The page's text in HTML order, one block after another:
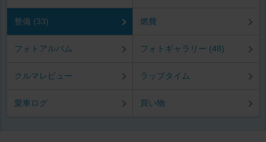
整備 (33) 燃費
フォトアルバム フォトギャラリー (48)
クルマレビュー ラップタイム
愛車ログ 買い物